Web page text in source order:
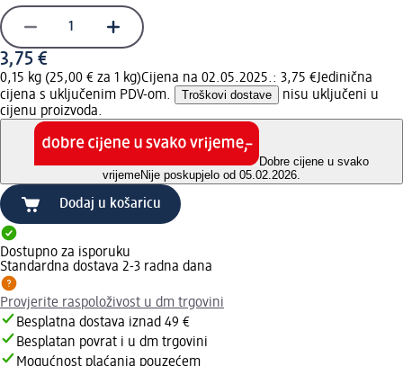
3,75 €
0,15 kg (25,00 € za 1 kg)Cijena na 02.05.2025.: 3,75 €Jedinična
cijena s uključenim PDV-om.
Troškovi dostave
nisu uključeni u
cijenu proizvoda.
Dobre cijene u svako
vrijemeNije poskupjelo od 05.02.2026.
Dodaj u košaricu
Dostupno za isporuku
Standardna dostava 2-3 radna dana
Provjerite raspoloživost u dm trgovini
Besplatna dostava iznad 49 €
Besplatan povrat i u dm trgovini
Mogućnost plaćanja pouzećem